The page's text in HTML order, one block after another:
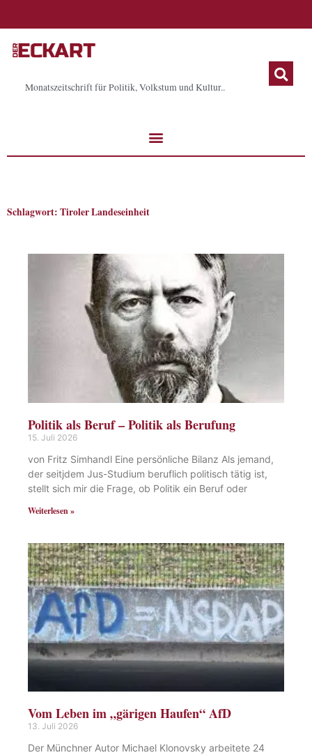
Monatszeitschrift für Politik, Volkstum und Kultur..
Schlagwort: Tiroler Landeseinheit
Politik als Beruf – Politik als Berufung
15. Juli 2026
von Fritz Simhandl Eine persönliche Bilanz Als jemand,
der seitjdem Jus-Studium beruflich politisch tätig ist,
stellt sich mir die Frage, ob Politik ein Beruf oder
Weiterlesen »
Vom Leben im „gärigen Haufen“ AfD
13. Juli 2026
Der Münchner Autor Michael Klonovsky arbeitete 24
Seite Seite